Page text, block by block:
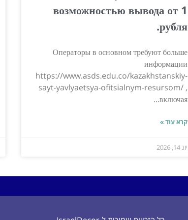
возможностью вывода от 1
рубля.
Операторы в основном требуют больше
информации
https://www.asds.edu.co/kazakhstanskiy-
sayt-yavlyaetsya-ofitsialnym-resursom/ ,
включая...
קרא עוד »
יונ 14, 2026